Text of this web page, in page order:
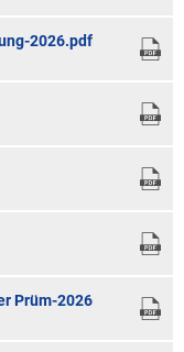
2026.pdf
Prüm-2026